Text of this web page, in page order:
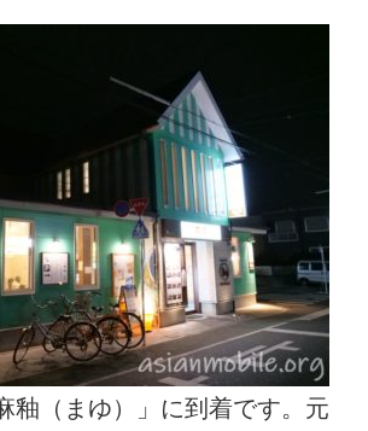
釉（まゆ）」に到着です。元